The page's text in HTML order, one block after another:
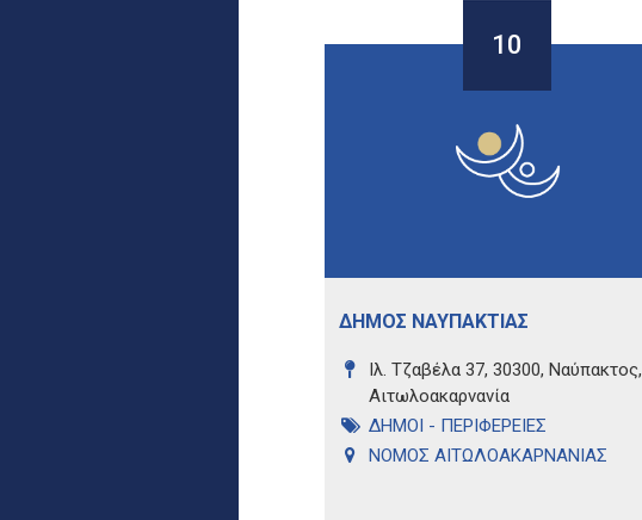
10
ΔΗΜΟΣ ΝΑΥΠΑΚΤΙΑΣ
Ιλ. Τζαβέλα 37, 30300, Ναύπακτος,
Αιτωλοακαρνανία
ΔΗΜΟΙ - ΠΕΡΙΦΕΡΕΙΕΣ
ΝΟΜΟΣ ΑΙΤΩΛΟΑΚΑΡΝΑΝΙΑΣ